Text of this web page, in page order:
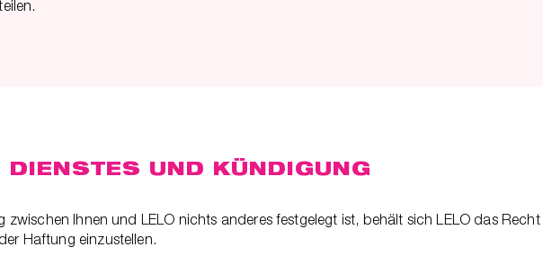
UND KÜNDIGUNG
zwischen Ihnen und LELO nichts anderes festgelegt ist, behält sich LELO das
Haftung einzustellen.